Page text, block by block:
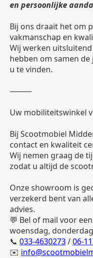
en persoonlijke
Bij ons draait het om
vakmanschap en
Wij werken
hebben om samen
u te vinden.
⸻
Uw mobiliteitswinkel
Bij Scootmobiel
contact en kwaliteit
Wij nemen graag de
zodat u altijd de
Onze showroom is
verzekerd bent van
advies.
💬 Bel of mail voor
woensdag,
📞 033-4630273/06-
✉️